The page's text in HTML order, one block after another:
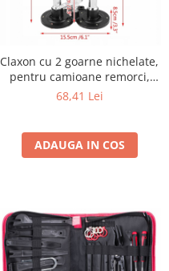
Claxon cu 2 goarne nichelate,
pentru camioane remorci,
semiremorci, autoutilitare,
68,41 Lei
ADAUGA IN COS